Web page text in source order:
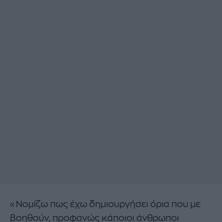
«Νομίζω πως έχω δημιουργήσει όρια που με
βοηθούν, προφανώς κάποιοι άνθρωποι